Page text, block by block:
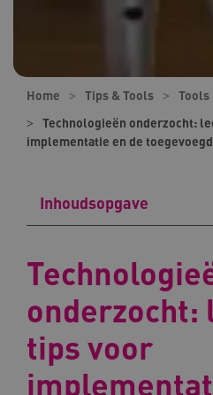
Home Tips & Tools
Tools
Technologieën onderzocht:
implementatie en de
Inhoudsopgave
onderzocht:
tips voor